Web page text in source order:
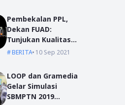
Pembekalan PPL,
Dekan FUAD:
Tunjukan Kualitas
Dengan Akhlak
BERITA 10 Sep 2021
LOOP dan Gramedia
Gelar Simulasi
SBMPTN 2019